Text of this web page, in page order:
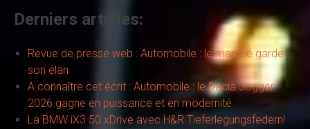
Derniers articles:
Revue de presse web : Automobile : le marché garde
son élan
A connaître cet écrit : Automobile : le Dacia Jogger
2026 gagne en puissance et en modernité
La BMW iX3 50 xDrive avec H&R Tieferlegungsfedern!